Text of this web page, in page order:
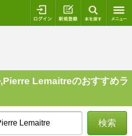
ログイン 新規登録
Lemaitreのおすすめラ
検索